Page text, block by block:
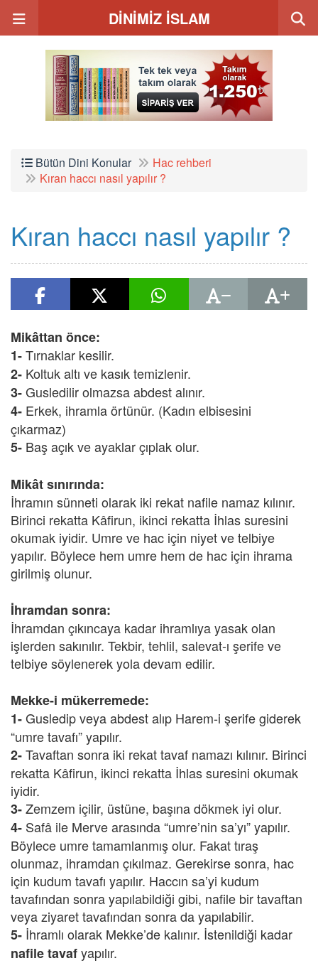
DİNİMİZ İSLAM
Bütün Dini Konular
Hac rehberi
Kıran haccı nasıl yapılır ?
Kıran haccı nasıl yapılır ?
Mikâttan önce:
1-Tırnaklar kesilir.
2- Koltuk altı ve kasık temizlenir.
3-Gusledilir olmazsa abdest alınır.
4- Erkek, ihramla örtünür. (Kadın elbisesini
çıkarmaz)
5- Baş açık ve ayaklar çıplak olur.
Mikât sınırında:
İhramın sünneti olarak iki rekat nafile namaz kılınır.
Birinci rekatta Kâfirun, ikinci rekatta İhlas suresini
okumak iyidir. Umre ve hac için niyet ve telbiye
yapılır. Böylece hem umre hem de hac için ihrama
girilmiş olunur.
İhramdan sonra:
İhramdan çıkıncaya kadar ihramlıya yasak olan
işlerden sakınılır. Tekbir, tehlil, salevat-ı şerife ve
telbiye söylenerek yola devam edilir.
Mekke-i mükerremede:
1-Gusledip veya abdest alıp Harem-i şerife giderek
“umre tavafı” yapılır.
2-Tavaftan sonra iki rekat tavaf namazı kılınır. Birinci
rekatta Kâfirun, ikinci rekatta İhlas suresini okumak
iyidir.
3-Zemzem içilir, üstüne, başına dökmek iyi olur.
4- Safâ ile Merve arasında “umre’nin sa’yı” yapılır.
Böylece umre tamamlanmış olur. Fakat tıraş
olunmaz, ihramdan çıkılmaz. Gerekirse sonra, hac
için kudum tavafı yapılır. Haccın sa’yi kudum
tavafından sonra yapılabildiği gibi, nafile bir tavaftan
veya ziyaret tavafından sonra da yapılabilir.
5- İhramlı olarak Mekke’de kalınır. İstenildiği kadar
nafile tavafyapılır.